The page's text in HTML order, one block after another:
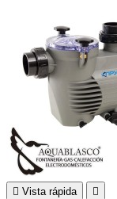
 Vista rápida 